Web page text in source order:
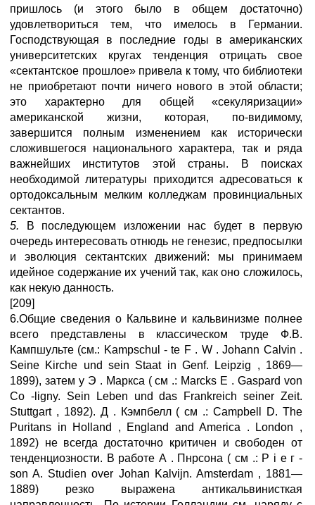
пришлось (и этого было в общем достаточно)
удовлетвориться тем, что имелось в Германии.
Господствующая в последние годы в американских
университетских кругах тенденция отрицать свое
«сектантское прошлое» привела к тому, что библиотеки
не приобретают почти ничего нового в этой области;
это характерно для общей «секуляризации»
американской жизни, которая, по-видимому,
завершится полным изменением как исторически
сложившегося национального характера, так и ряда
важнейших институтов этой страны. В поисках
необходимой литературы приходится адресоваться к
ортодоксальным мелким колледжам провинциальных
сектантов.
5.
В последующем изложении нас будет в первую
очередь интересовать отнюдь не генезис, предпосылки
и эволюция сектантских движений: мы принимаем
идейное содержание их учений так, как оно сложилось,
как некую данность.
[209]
6.Общие сведения о Кальвине и кальвинизме полнее
всего представлены в классическом труде Ф.В.
Кампшульте (см.: Kampschul - te F . W . Johann Calvin .
Seine Kirche und sein Staat in Genf. Leipzig , 1869—
1899), затем у Э . Маркса ( см .: Marcks Е . Gaspard von
Со -ligny. Sein Leben und das Frankreich seiner Zeit.
Stuttgart , 1892). Д . Кэмпбелл ( см .: Campbell D. The
Puritans in Holland , England and America . London ,
1892) не всегда достаточно критичен и свободен от
тенденциозности. В работе А . Пнрсона ( см .: Р i е г -
son A. Studien over Johan Kalvijn. Amsterdam , 1881—
1889) резко выражена антикальвинисткая